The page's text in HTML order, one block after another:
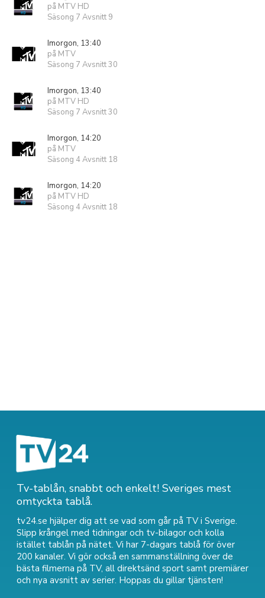
på MTV HD
Säsong 7 Avsnitt 9
Imorgon, 13:40
på MTV
Säsong 7 Avsnitt 30
Imorgon, 13:40
på MTV HD
Säsong 7 Avsnitt 30
Imorgon, 14:20
på MTV
Säsong 4 Avsnitt 18
Imorgon, 14:20
på MTV HD
Säsong 4 Avsnitt 18
Tv-tablån, snabbt och enkelt! Sveriges mest
omtyckta tablå.
tv24.se hjälper dig att se vad som går på TV i Sverige.
Slipp krångel med tidningar och tv-bilagor och kolla
istället tablån på nätet. Vi har 7-dagars tablå för över
200 kanaler. Vi gör också en sammanställning över de
bästa filmerna på TV, all direktsänd sport samt premiärer
och nya avsnitt av serier. Hoppas du gillar tjänsten!